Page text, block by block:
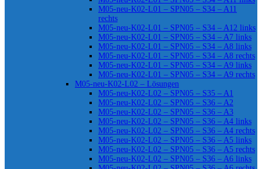
M05-neu-K02-L01 – SPN05 – S34 – A11
rechts
M05-neu-K02-L01 – SPN05 – S34 – A12 links
M05-neu-K02-L01 – SPN05 – S34 – A7 links
M05-neu-K02-L01 – SPN05 – S34 – A8 links
M05-neu-K02-L01 – SPN05 – S34 – A8 rechts
M05-neu-K02-L01 – SPN05 – S34 – A9 links
M05-neu-K02-L01 – SPN05 – S34 – A9 rechts
M05-neu-K02-L02 – Lösungen
M05-neu-K02-L02 – SPN05 – S35 – A1
M05-neu-K02-L02 – SPN05 – S36 – A2
M05-neu-K02-L02 – SPN05 – S36 – A3
M05-neu-K02-L02 – SPN05 – S36 – A4 links
M05-neu-K02-L02 – SPN05 – S36 – A4 rechts
M05-neu-K02-L02 – SPN05 – S36 – A5 links
M05-neu-K02-L02 – SPN05 – S36 – A5 rechts
M05-neu-K02-L02 – SPN05 – S36 – A6 links